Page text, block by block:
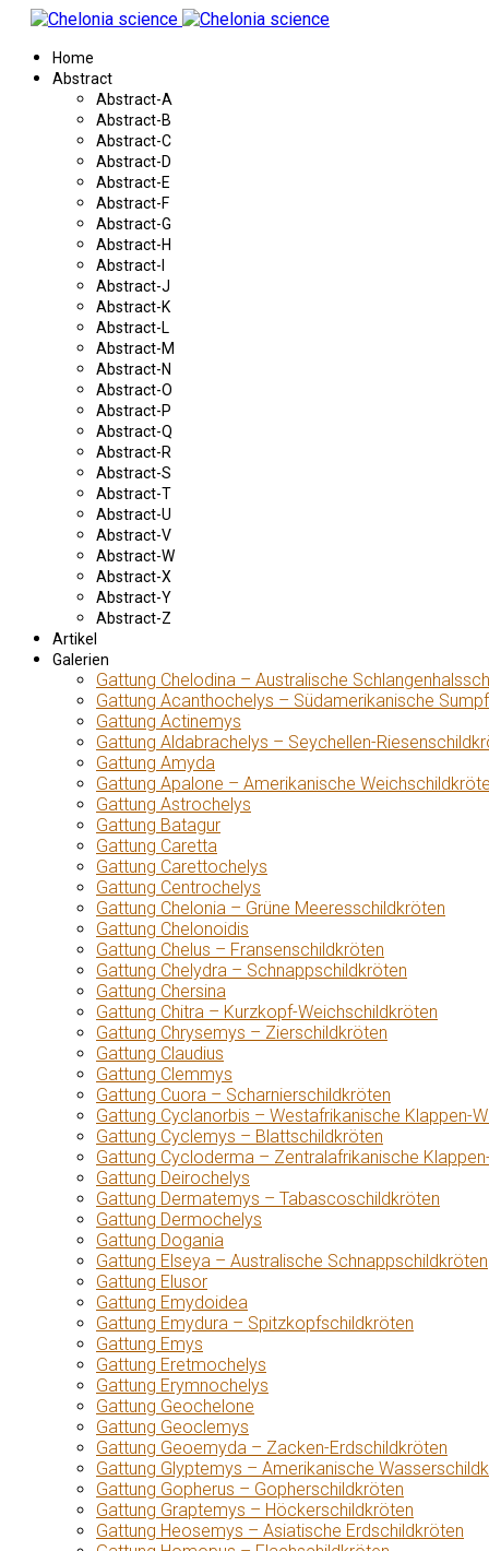
Home
Abstract
Abstract-A
Abstract-B
Abstract-C
Abstract-D
Abstract-E
Abstract-F
Abstract-G
Abstract-H
Abstract-I
Abstract-J
Abstract-K
Abstract-L
Abstract-M
Abstract-N
Abstract-O
Abstract-P
Abstract-Q
Abstract-R
Abstract-S
Abstract-T
Abstract-U
Abstract-V
Abstract-W
Abstract-X
Abstract-Y
Abstract-Z
Artikel
Galerien
Gattung Chelodina – Australische
Gattung Acanthochelys – Südamerikanische
Gattung Actinemys
Gattung Aldabrachelys – Seychellen-
Gattung Amyda
Gattung Apalone – Amerikanische
Gattung Astrochelys
Gattung Batagur
Gattung Caretta
Gattung Carettochelys
Gattung Centrochelys
Gattung Chelonia – Grüne Meeresschildkröten
Gattung Chelonoidis
Gattung Chelus – Fransenschildkröten
Gattung Chelydra – Schnappschildkröten
Gattung Chersina
Gattung Chitra – Kurzkopf-Weichschildkröten
Gattung Chrysemys – Zierschildkröten
Gattung Claudius
Gattung Clemmys
Gattung Cuora – Scharnierschildkröten
Gattung Cyclanorbis – Westafrikanische Klappen-
Gattung Cyclemys – Blattschildkröten
Gattung Cycloderma – Zentralafrikanische
Gattung Deirochelys
Gattung Dermatemys – Tabascoschildkröten
Gattung Dermochelys
Gattung Dogania
Gattung Elseya – Australische Schnappschildkröten
Gattung Elusor
Gattung Emydoidea
Gattung Emydura – Spitzkopfschildkröten
Gattung Emys
Gattung Eretmochelys
Gattung Erymnochelys
Gattung Geochelone
Gattung Geoclemys
Gattung Geoemyda – Zacken-Erdschildkröten
Gattung Glyptemys – Amerikanische
Gattung Gopherus – Gopherschildkröten
Gattung Graptemys – Höckerschildkröten
Gattung Heosemys – Asiatische Erdschildkröten